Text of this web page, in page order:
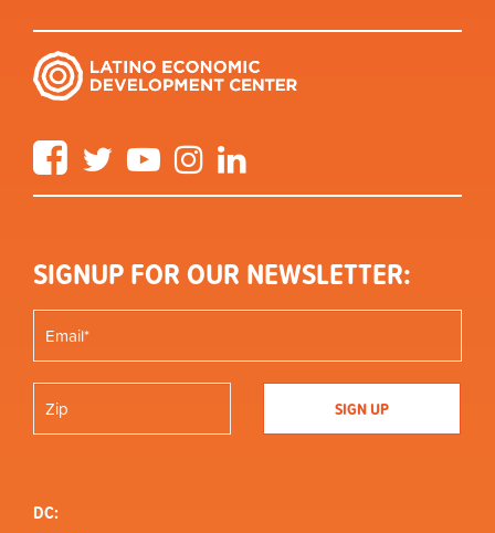
FacebookTwitter YouTube Instagram
SIGNUP FOR OUR NEWSLETTER:
DC: